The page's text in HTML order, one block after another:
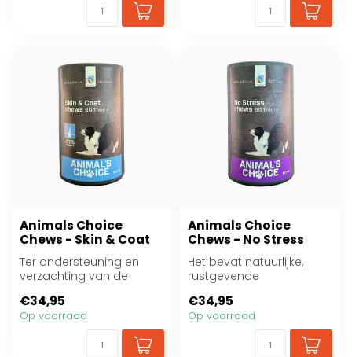
Animals Choice
Chews - Skin & Coat
Ter ondersteuning en
verzachting van de
het behoud van ee...
€34,95
Op voorraad
Animals Choice
Chews - No Stress
Het bevat natuurlijke,
rustgevende
ontspanning en bij
stresssi...
€34,95
Op voorraad